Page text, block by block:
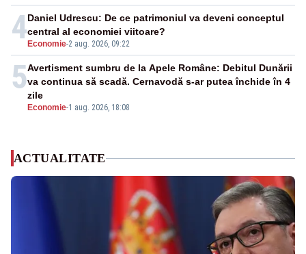
4 Economie-2 aug. 2026, 09:22
Daniel Udrescu: De ce patrimoniul va deveni conceptul
central al economiei viitoare?
5
Economie-1 aug. 2026, 18:08
Avertisment sumbru de la Apele Române: Debitul Dunării
va continua să scadă. Cernavodă s-ar putea închide în 4
zile
ACTUALITATE